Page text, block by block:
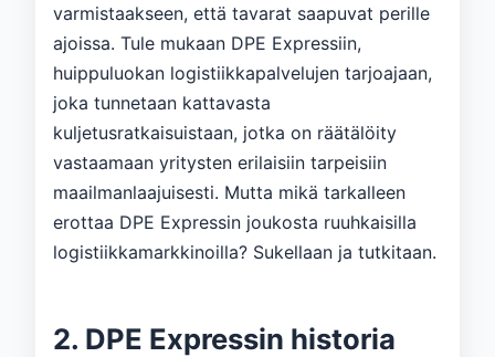
varmistaakseen, että tavarat saapuvat perille
ajoissa. Tule mukaan DPE Expressiin,
huippuluokan logistiikkapalvelujen tarjoajaan,
joka tunnetaan kattavasta
kuljetusratkaisuistaan, jotka on räätälöity
vastaamaan yritysten erilaisiin tarpeisiin
maailmanlaajuisesti. Mutta mikä tarkalleen
erottaa DPE Expressin joukosta ruuhkaisilla
logistiikkamarkkinoilla? Sukellaan ja tutkitaan.
2. DPE Expressin historia